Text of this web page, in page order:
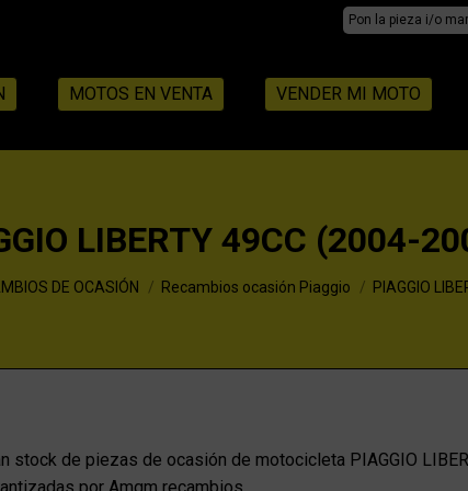
Search:
MOTOS EN VENTA VENDER MI MOTO
LIBERTY 49CC (2004-
DE OCASIÓN Recambios ocasión Piaggio PIAGGIO
stock de piezas de ocasión de motocicleta PIAGGIO